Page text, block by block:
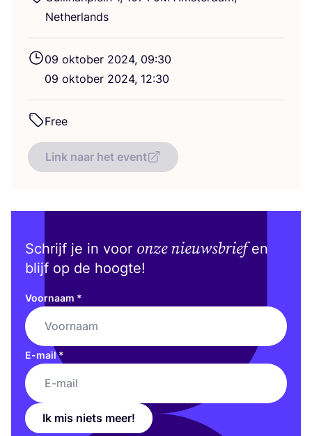
Netherlands
09 okto­ber 2024, 09:30
09 okto­ber 2024, 12:30
Free
Link naar het event
Schrijf je in voor onze nieuwsbriefen
blijf op de hoogte!
Voornaam *
E-mail*
Ik mis niets meer!